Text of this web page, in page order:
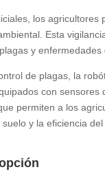
los
Esta
y
de plagas, la
con
permiten a los
y la eficiencia